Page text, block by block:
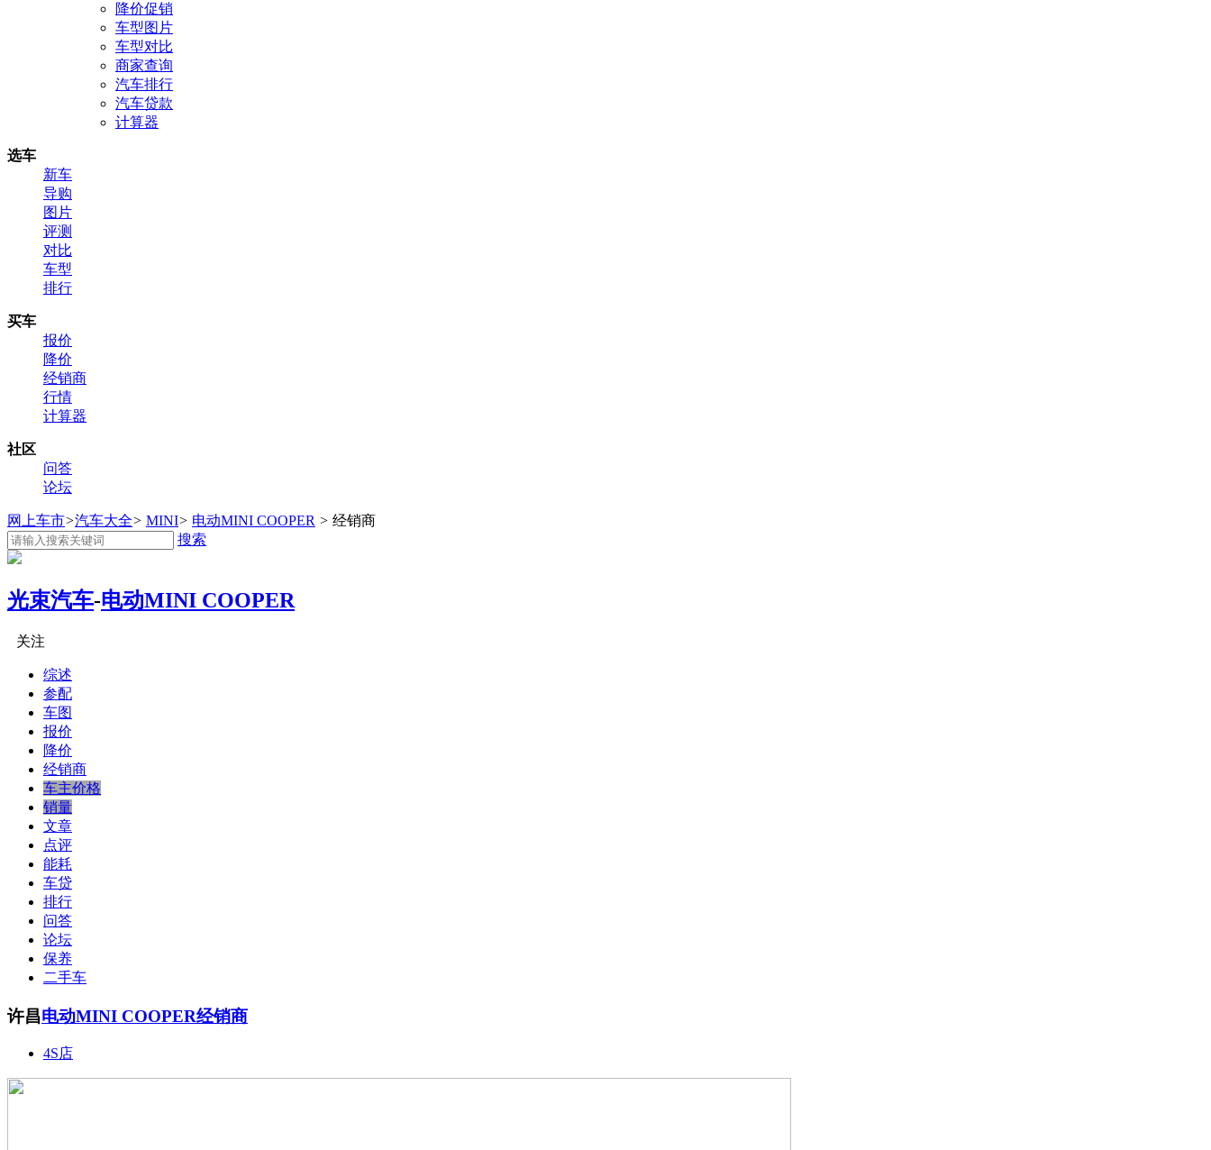
降价促销
车型图片
车型对比
商家查询
汽车排行
汽车贷款
计算器
选车
新车
导购
图片
评测
对比
车型
排行
买车
报价
降价
经销商
行情
计算器
社区
问答
论坛
网上车市>汽车大全> MINI> 电动MINI COOPER > 经销商
搜索
光束汽车-电动MINI COOPER
关注
综述
参配
车图
报价
降价
经销商
车主价格
销量
文章
点评
能耗
车贷
排行
问答
论坛
保养
二手车
许昌电动MINI COOPER经销商
4S店